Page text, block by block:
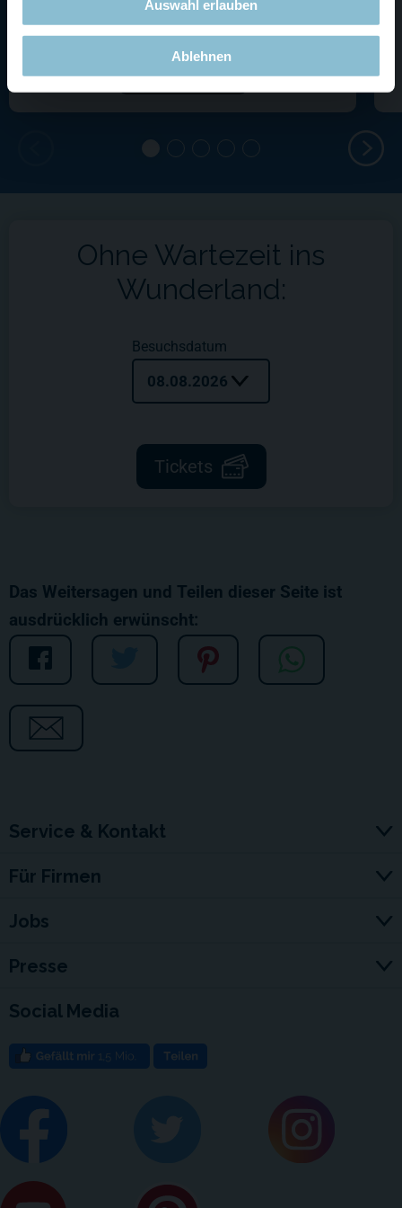
Auswahl erlauben
Ablehnen
Details
Ohne Wartezeit ins
Wunderland:
Besuchsdatum
08.08.2026
Tickets
Das Weitersagen und Teilen dieser Seite ist
ausdrücklich erwünscht:
Service & Kontakt
Für Firmen
Jobs
Presse
Social Media